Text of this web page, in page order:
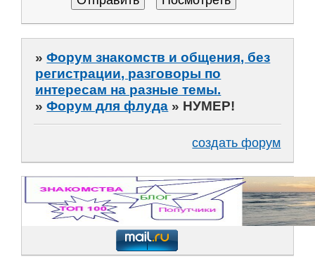
»Форум знакомств и общения, без
регистрации, разговоры по
интересам на разные темы.
»Форум для флуда » НУМЕР!
создать форум